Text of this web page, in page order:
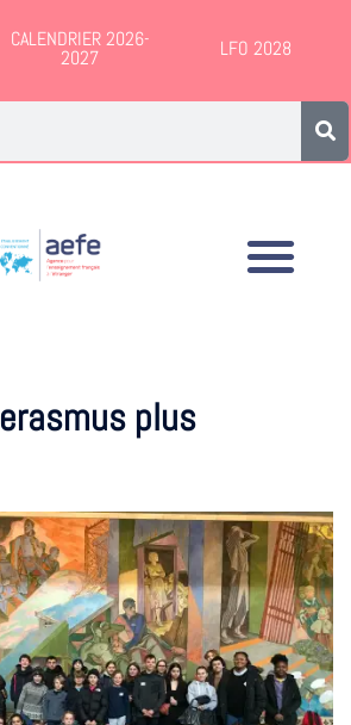
CALENDRIER 2026-
2027 LFO 2028
erasmus plus